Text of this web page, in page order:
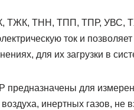
ТЖК, ТНН, ТПП, ТПР, УВС,
ток и
для их загрузки в
для
инертных газов,